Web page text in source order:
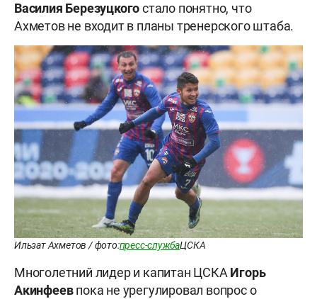
Василия Березуцкогостало понятно, что
Ахметов не входит в планы тренерского штаба.
Ильзат Ахметов / фото:пресс-службаЦСКА
Многолетний лидер и капитан ЦСКА Игорь
Акинфеевпока не урегулировал вопрос о